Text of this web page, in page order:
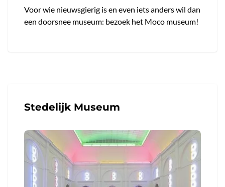
Voor wie nieuwsgierig is en even iets anders wil dan
een doorsnee museum: bezoek het Moco museum!
Stedelijk Museum